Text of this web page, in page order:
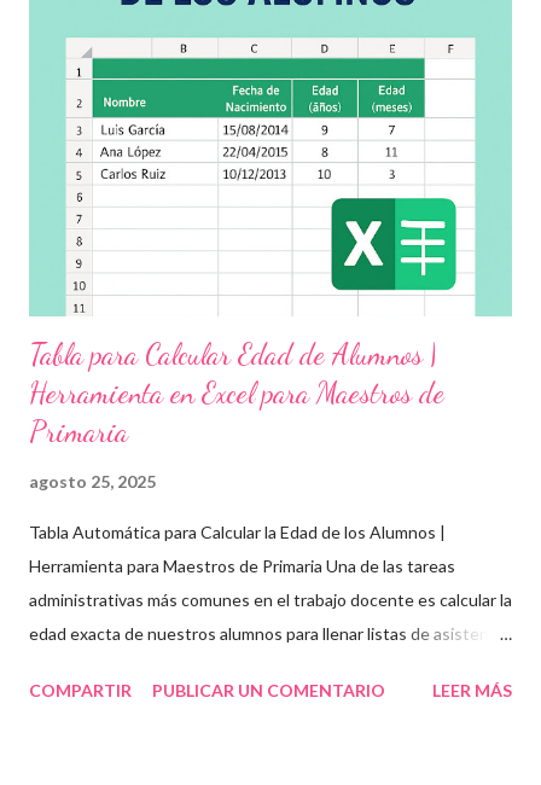
actividades educativas que podrás aplicar fácilmente en tu
grupo, desde preescolar hasta sexto grado de primaria. 🧠
Objetivos clave de la jornada Promover entornos seguros y
afectivos dentro de la comunidad escolar Sensibilizar sobre el
maltrato, acoso escolar y abuso infantil Desarrollar habilidades
como la empatía, la comunicación y el autocuidado Aplicar ...
Tabla para Calcular Edad de Alumnos |
Herramienta en Excel para Maestros de
Primaria
agosto 25, 2025
Tabla Automática para Calcular la Edad de los Alumnos |
Herramienta para Maestros de Primaria Una de las tareas
administrativas más comunes en el trabajo docente es calcular la
edad exacta de nuestros alumnos para llenar listas de asistencia
ayudarte con esta tarea, te compartimos una tabla automática
COMPARTIR PUBLICAR UN COMENTARIO LEER MÁS